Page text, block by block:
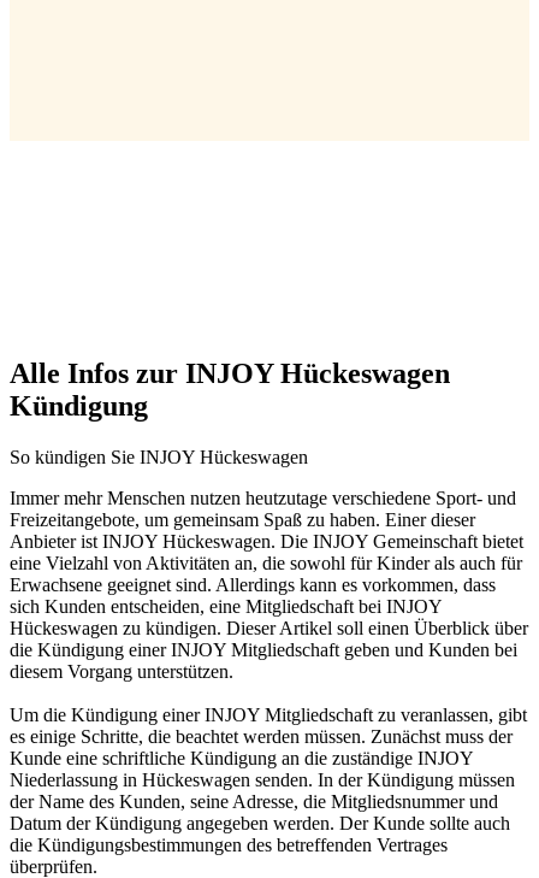
Alle Infos zur INJOY Hückeswagen
Kündigung
So kündigen Sie INJOY Hückeswagen
Immer mehr Menschen nutzen heutzutage verschiedene Sport- und
Freizeitangebote, um gemeinsam Spaß zu haben. Einer dieser
Anbieter ist INJOY Hückeswagen. Die INJOY Gemeinschaft bietet
eine Vielzahl von Aktivitäten an, die sowohl für Kinder als auch für
Erwachsene geeignet sind. Allerdings kann es vorkommen, dass
sich Kunden entscheiden, eine Mitgliedschaft bei INJOY
Hückeswagen zu kündigen. Dieser Artikel soll einen Überblick über
die Kündigung einer INJOY Mitgliedschaft geben und Kunden bei
diesem Vorgang unterstützen.
Um die Kündigung einer INJOY Mitgliedschaft zu veranlassen, gibt
es einige Schritte, die beachtet werden müssen. Zunächst muss der
Kunde eine schriftliche Kündigung an die zuständige INJOY
Niederlassung in Hückeswagen senden. In der Kündigung müssen
der Name des Kunden, seine Adresse, die Mitgliedsnummer und
Datum der Kündigung angegeben werden. Der Kunde sollte auch
die Kündigungsbestimmungen des betreffenden Vertrages
überprüfen.